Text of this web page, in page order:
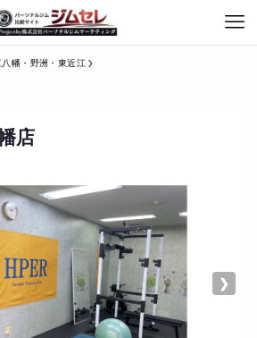
八幡・野洲・東近江
店
❯